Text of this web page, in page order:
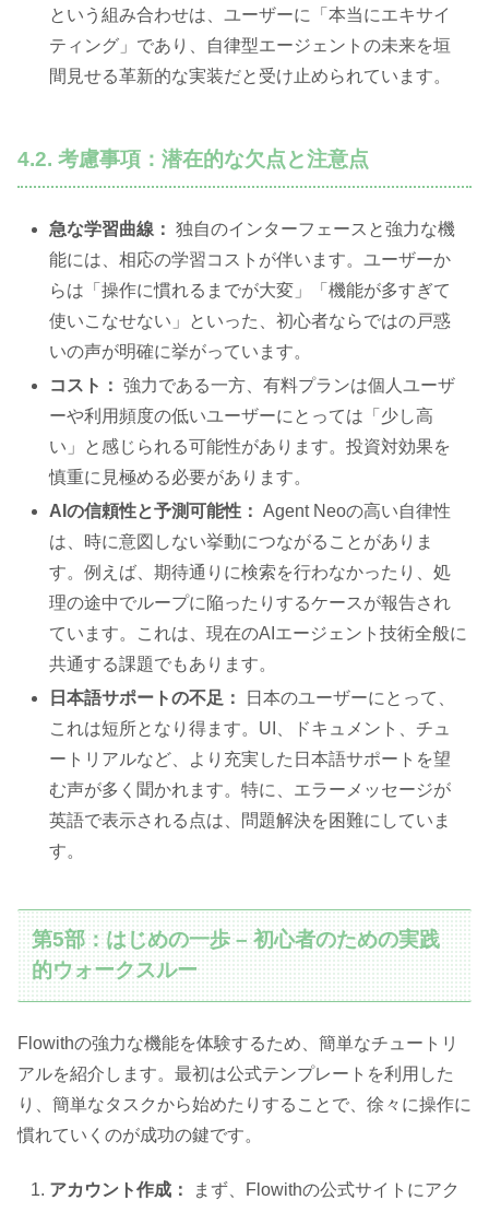
という組み合わせは、ユーザーに「本当にエキサイ
ティング」であり、自律型エージェントの未来を垣
間見せる革新的な実装だと受け止められています。
4.2. 考慮事項：潜在的な欠点と注意点
急な学習曲線： 独自のインターフェースと強力な機
能には、相応の学習コストが伴います。ユーザーか
らは「操作に慣れるまでが大変」「機能が多すぎて
使いこなせない」といった、初心者ならではの戸惑
いの声が明確に挙がっています。
コスト： 強力である一方、有料プランは個人ユーザ
ーや利用頻度の低いユーザーにとっては「少し高
い」と感じられる可能性があります。投資対効果を
慎重に見極める必要があります。
AIの信頼性と予測可能性： Agent Neoの高い自律性
は、時に意図しない挙動につながることがありま
す。例えば、期待通りに検索を行わなかったり、処
理の途中でループに陥ったりするケースが報告され
ています。これは、現在のAIエージェント技術全般に
共通する課題でもあります。
日本語サポートの不足：
日本のユーザーにとって、
これは短所となり得ます。UI、ドキュメント、チュ
ートリアルなど、より充実した日本語サポートを望
む声が多く聞かれます。特に、エラーメッセージが
英語で表示される点は、問題解決を困難にしていま
す。
第5部：はじめの一歩 – 初心者のための実践
的ウォークスルー
Flowithの強力な機能を体験するため、簡単なチュートリ
アルを紹介します。最初は公式テンプレートを利用した
り、簡単なタスクから始めたりすることで、徐々に操作に
慣れていくのが成功の鍵です。
アカウント作成：
まず、Flowithの公式サイトにアク